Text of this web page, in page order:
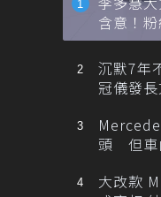
含意！
忙找車
沉默7年
冠儀發
頭 但車
大改款